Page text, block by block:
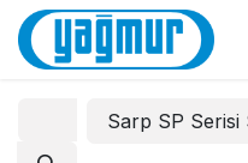
İçereği Atla
Sarp SP Serisi